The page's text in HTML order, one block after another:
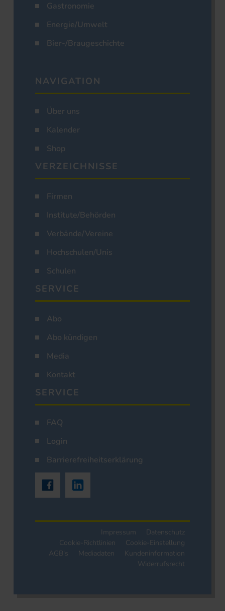
Gastronomie
Energie/Umwelt
Bier-/Braugeschichte
NAVIGATION
Über uns
Kalender
Shop
VERZEICHNISSE
Firmen
Institute/Behörden
Verbände/Vereine
Hochschulen/Unis
Schulen
SERVICE
Abo
Abo kündigen
Media
Kontakt
SERVICE
FAQ
Login
Barrierefreiheitserklärung
Impressum
Datenschutz
Cookie-Richtlinien
Cookie-Einstellung
AGB's
Mediadaten
Kundeninformation
Widerrufsrecht